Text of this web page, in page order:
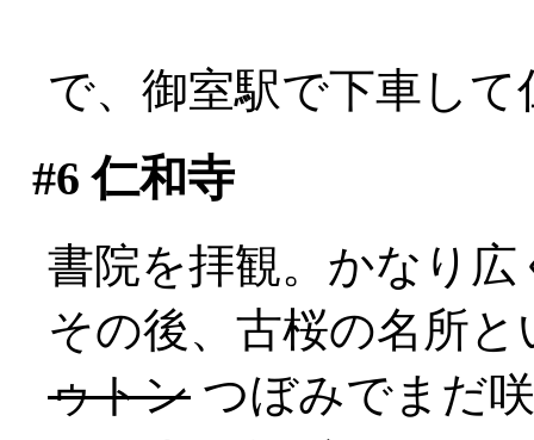
で、御室駅で下車して
#6 仁和寺
書院を拝観。かなり
その後、古桜の名所
ゥトン つぼみでまだ